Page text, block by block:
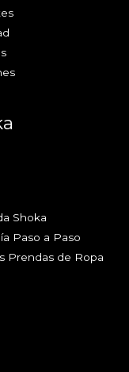
Shoka
Paso a Paso
Prendas de Ropa